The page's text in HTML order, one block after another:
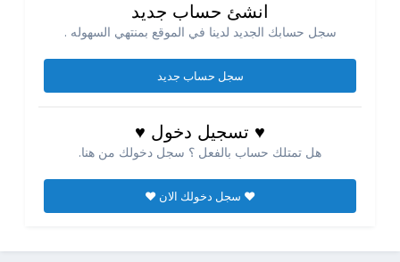
انشئ حساب جديد
سجل حسابك الجديد لدينا في الموقع بمنتهي السهوله .
سجل حساب جديد
♥ تسجيل دخول ♥
هل تمتلك حساب بالفعل ؟ سجل دخولك من هنا.
♥ سجل دخولك الان ♥